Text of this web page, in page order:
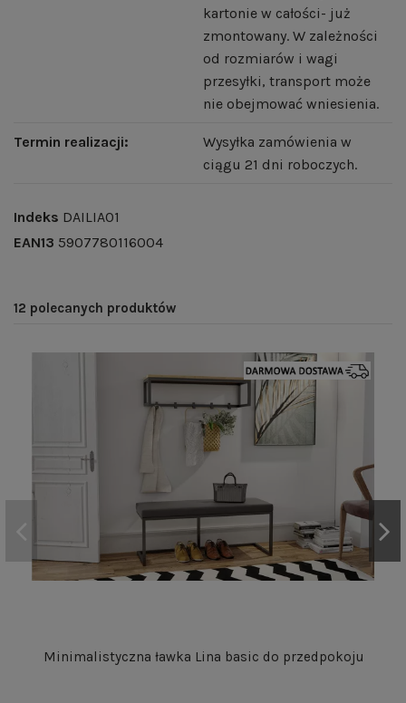
kartonie w całości- już
zmontowany. W zależności
od rozmiarów i wagi
przesyłki, transport może
nie obejmować wniesienia.
Termin realizacji:
Wysyłka zamówienia w
ciągu 21 dni roboczych.
Indeks DAILIA01
EAN13 5907780116004
12 polecanych produktów
Minimalistyczna ławka Lina basic do przedpokoju